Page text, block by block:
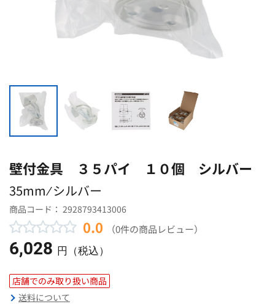
壁付金具 ３５パイ １０個 シルバー
35mm ⁄ シルバー
商品コード： 2928793413006
0.0 （0件の商品レビュー）
6,028 円（税込）
店舗でのみ取り扱い商品
送料について